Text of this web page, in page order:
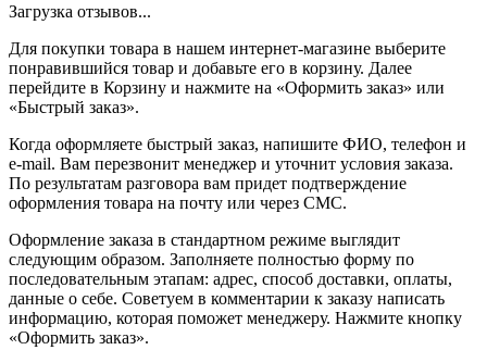
Загрузка отзывов...
Для покупки товара в нашем интернет-магазине выберите
понравившийся товар и добавьте его в корзину. Далее
перейдите в Корзину и нажмите на «Оформить заказ» или
«Быстрый заказ».
Когда оформляете быстрый заказ, напишите ФИО, телефон и
e-mail. Вам перезвонит менеджер и уточнит условия заказа.
По результатам разговора вам придет подтверждение
оформления товара на почту или через СМС.
Оформление заказа в стандартном режиме выглядит
следующим образом. Заполняете полностью форму по
последовательным этапам: адрес, способ доставки, оплаты,
данные о себе. Советуем в комментарии к заказу написать
информацию, которая поможет менеджеру. Нажмите кнопку
«Оформить заказ».